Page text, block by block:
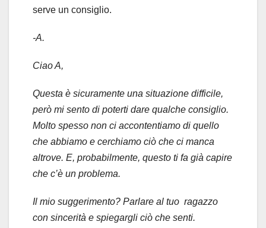
serve un consiglio.
-A.
Ciao A,
Questa è sicuramente una situazione difficile,
però mi sento di poterti dare qualche consiglio.
Molto spesso non ci accontentiamo di quello
che abbiamo e cerchiamo ciò che ci manca
altrove. E, probabilmente, questo ti fa già capire
che c’è un problema.
Il mio suggerimento? Parlare al tuo ragazzo
con sincerità e spiegargli ciò che senti.